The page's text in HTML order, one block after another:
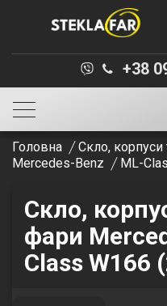
+38
Головна
Скло, корпуси
Mercedes-Benz
ML-
Скло,
фари
Class W166